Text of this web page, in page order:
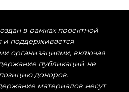
в рамках проектной
и поддерживается
организациями, включая
публикаций не
доноров.
материалов несут